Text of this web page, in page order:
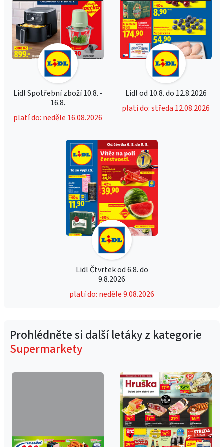
Lidl Spotřební zboží 10.8. -
16.8.
platí do: neděle 16.08.2026
Lidl od 10.8. do 12.8.2026
platí do: středa 12.08.2026
Lidl Čtvrtek od 6.8. do
9.8.2026
platí do: neděle 9.08.2026
Prohlédněte si další letáky z kategorie
Supermarkety